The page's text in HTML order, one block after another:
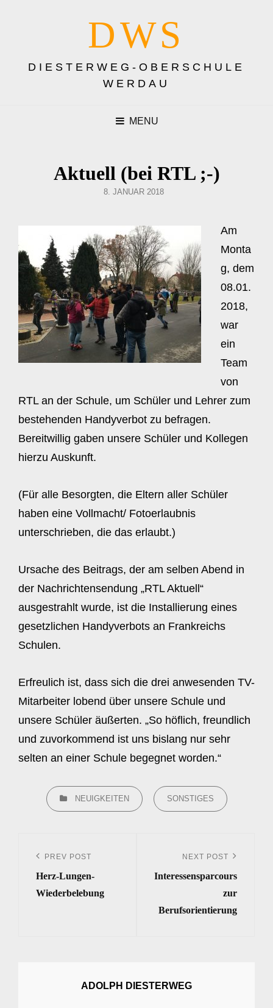
DWS
DIESTERWEG-OBERSCHULE
WERDAU
MENU
Aktuell (bei RTL ;-)
POSTED
8. JANUAR 2018
Am
Monta
g, dem
08.01.
2018,
war
ein
Team
von
RTL an der Schule, um Schüler und Lehrer zum
bestehenden Handyverbot zu befragen.
Bereitwillig gaben unsere Schüler und Kollegen
hierzu Auskunft.
(Für alle Besorgten, die Eltern aller Schüler
haben eine Vollmacht/ Fotoerlaubnis
unterschrieben, die das erlaubt.)
Ursache des Beitrags, der am selben Abend in
der Nachrichtensendung „RTL Aktuell“
ausgestrahlt wurde, ist die Installierung eines
gesetzlichen Handyverbots an Frankreichs
Schulen.
Erfreulich ist, dass sich die drei anwesenden TV-
Mitarbeiter lobend über unsere Schule und
unsere Schüler äußerten. „So höflich, freundlich
und zuvorkommend ist uns bislang nur sehr
selten an einer Schule begegnet worden.“
CATEGORIES
NEUIGKEITEN SONSTIGES
Navigation
Previous
Post
PREV POST
Herz-Lungen-
Wiederbelebung
Post
NEXT POST
Interessensparcours
zur
Berufsorientierung
ADOLPH DIESTERWEG